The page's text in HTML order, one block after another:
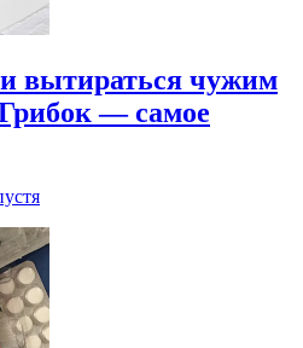
вытираться чужим
— самое